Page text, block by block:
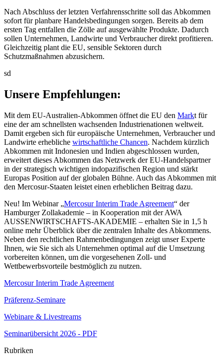
Nach Abschluss der letzten Verfahrensschritte soll das Abkommen
sofort für planbare Handelsbedingungen sorgen. Bereits ab dem
ersten Tag entfallen die Zölle auf ausgewählte Produkte. Dadurch
sollen Unternehmen, Landwirte und Verbraucher direkt profitieren.
Gleichzeitig plant die EU, sensible Sektoren durch
Schutzmaßnahmen abzusichern.
sd
Unsere Empfehlungen:
Mit dem EU-Australien-Abkommen öffnet die EU den Markt für
eine der am schnellsten wachsenden Industrienationen weltweit.
Damit ergeben sich für europäische Unternehmen, Verbraucher und
Landwirte erhebliche wirtschaftliche Chancen. Nachdem kürzlich
Abkommen mit Indonesien und Indien abgeschlossen wurden,
erweitert dieses Abkommen das Netzwerk der EU-Handelspartner
in der strategisch wichtigen indopazifischen Region und stärkt
Europas Position auf der globalen Bühne. Auch das Abkommen mit
den Mercosur-Staaten leistet einen erheblichen Beitrag dazu.
Neu! Im Webinar „Mercosur Interim Trade Agreement“ der
Hamburger Zollakademie – in Kooperation mit der AWA
AUSSENWIRTSCHAFTS-AKADEMIE – erhalten Sie in 1,5 h
online mehr Überblick über die zentralen Inhalte des Abkommens.
Neben den rechtlichen Rahmenbedingungen zeigt unser Experte
Ihnen, wie Sie sich als Unternehmen optimal auf die Umsetzung
vorbereiten können, um die vorgesehenen Zoll- und
Wettbewerbsvorteile bestmöglich zu nutzen.
Mercosur Interim Trade Agreement
Präferenz-Seminare
Webinare & Livestreams
Seminarübersicht 2026 - PDF
Rubriken